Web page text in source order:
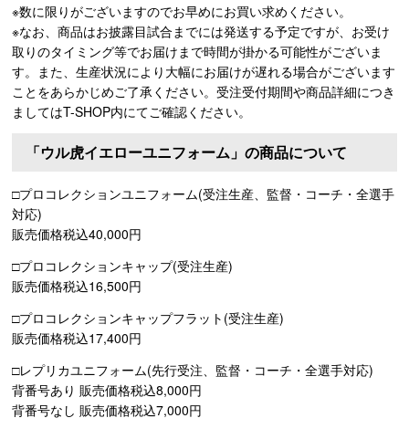
※数に限りがございますのでお早めにお買い求めください。
※なお、商品はお披露目試合までには発送する予定ですが、お受け
取りのタイミング等でお届けまで時間が掛かる可能性がございま
す。また、生産状況により大幅にお届けが遅れる場合がございます
ことをあらかじめご了承ください。受注受付期間や商品詳細につき
ましてはT-SHOP内にてご確認ください。
「ウル虎イエローユニフォーム」の商品について
□プロコレクションユニフォーム(受注生産、監督・コーチ・全選手
対応)
販売価格税込40,000円
□プロコレクションキャップ(受注生産)
販売価格税込16,500円
□プロコレクションキャップフラット(受注生産)
販売価格税込17,400円
□レプリカユニフォーム(先行受注、監督・コーチ・全選手対応)
背番号あり 販売価格税込8,000円
背番号なし 販売価格税込7,000円